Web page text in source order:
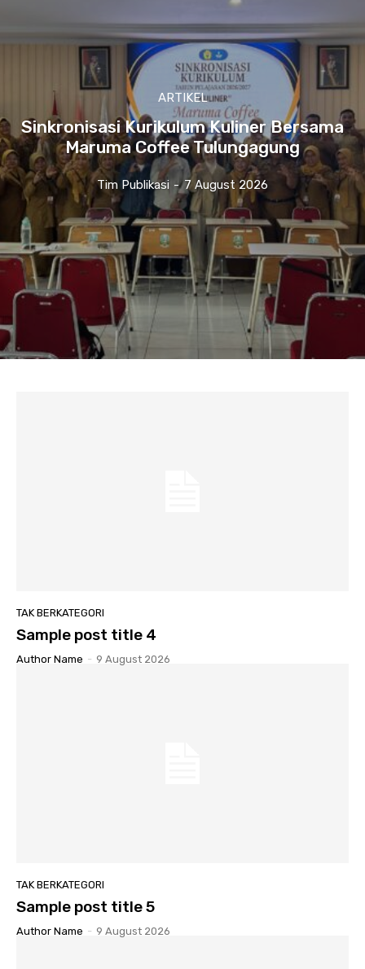
ARTIKEL
Sinkronisasi Kurikulum Kuliner Bersama
Maruma Coffee Tulungagung
Tim Publikasi - 7 August 2026
TAK BERKATEGORI
Sample post title 4
Author Name - 9 August 2026
TAK BERKATEGORI
Sample post title 5
Author Name - 9 August 2026